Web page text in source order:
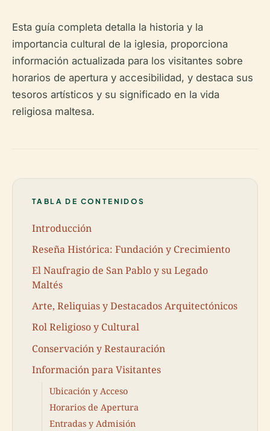
Esta guía completa detalla la historia y la
importancia cultural de la iglesia, proporciona
información actualizada para los visitantes sobre
horarios de apertura y accesibilidad, y destaca sus
tesoros artísticos y su significado en la vida
religiosa maltesa.
TABLA DE CONTENIDOS
Introducción
Reseña Histórica: Fundación y Crecimiento
El Naufragio de San Pablo y su Legado
Maltés
Arte, Reliquias y Destacados Arquitectónicos
Rol Religioso y Cultural
Conservación y Restauración
Información para Visitantes
Ubicación y Acceso
Horarios de Apertura
Entradas y Admisión